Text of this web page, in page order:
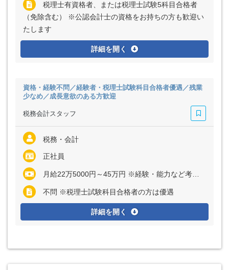
税理士有資格者、または税理士試験5科目合格者
（免除含む） ※公認会計士の資格をお持ちの方も歓迎い
たします
詳細を開く
資格・経験不問／経験者・税理士試験科目合格者優遇／残業
少なめ／成長意欲のある方歓迎
税務会計スタッフ
税務・会計
正社員
月給22万5000円～45万円 ※経験・能力など考慮の上、決定いたします ※残業代は全額支給
不問 ※税理士試験科目合格者の方は優遇
詳細を開く